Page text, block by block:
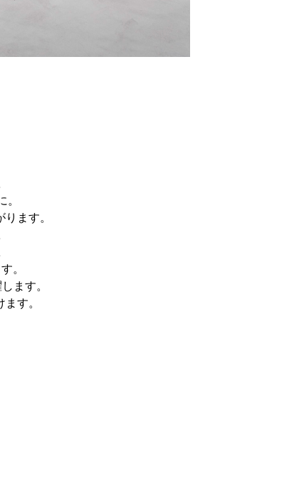
ます。
。
ます。
す。